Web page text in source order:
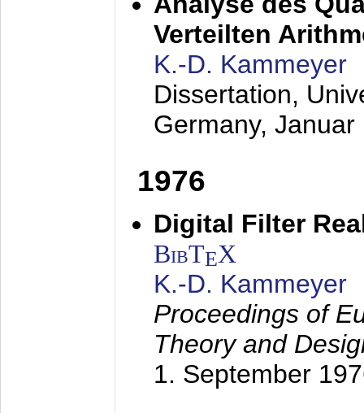
Verteilten
K.-D. Kammeyer
Dissertation,
Germany, Januar
1976
Digital Filter
BibTEX
K.-D. Kammeyer
Proceedings of
Theory and
1. September